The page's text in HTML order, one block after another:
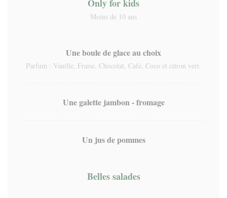
Only for kids
Moins de 10 ans
Une boule de glace au choix
Parfum : Vanille, Fraise, Chocolat, Café, Coco et citron vert.
Une galette jambon - fromage
Un jus de pommes
Belles salades